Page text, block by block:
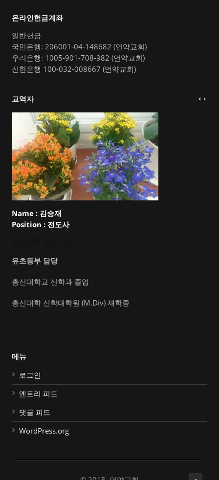
온라인헌금계좌
일반헌금
국민은행: 206001-04-148682 (언약교회)
우리은행: 1005-901-708-982 (언약교회)
신한은행 100-032-008667 (언약교회)
교역자
Name : 김승재
Position : 전도사
유초등부 담당
총신대학교 신학과 졸업
총신대학 신학대학원 (M.Div) 재학중
메뉴
로그인
엔트리 피드
댓글 피드
WordPress.org